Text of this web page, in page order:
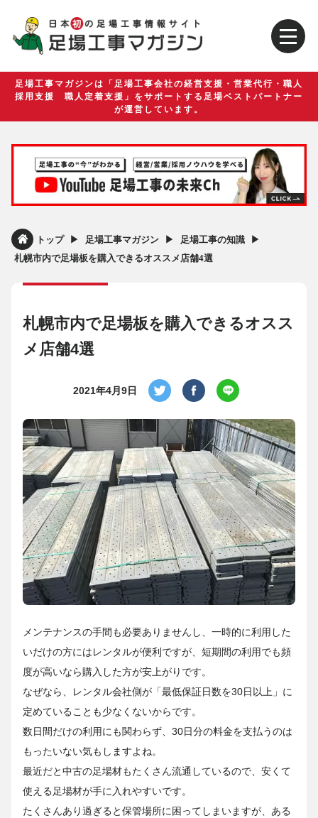
足場工事マガジンは「足場工事会社の経営支援・営業代行・職人
採用支援 職人定着支援」をサポートする足場ベストパートナー
が運営しています。
トップ ▶︎ 足場工事マガジン ▶︎ 足場工事の知識 ▶︎
札幌市内で足場板を購入できるオススメ店舗4選
札幌市内で足場板を購入できるオスス
メ店舗4選
2021年4月9日
メンテナンスの手間も必要ありませんし、一時的に利用した
いだけの方にはレンタルが便利ですが、短期間の利用でも頻
度が高いなら購入した方が安上がりです。
なぜなら、レンタル会社側が「最低保証日数を30日以上」に
定めていることも少なくないからです。
数日間だけの利用にも関わらず、30日分の料金を支払うのは
もったいない気もしますよね。
最近だと中古の足場材もたくさん流通しているので、安くて
使える足場材が手に入れやすいです。
たくさんあり過ぎると保管場所に困ってしまいますが、ある